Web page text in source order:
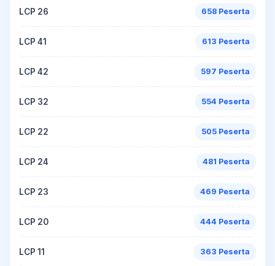
LCP 26 658 Peserta
LCP 41 613 Peserta
LCP 42 597 Peserta
LCP 32 554 Peserta
LCP 22 505 Peserta
LCP 24 481 Peserta
LCP 23 469 Peserta
LCP 20 444 Peserta
LCP 11 363 Peserta